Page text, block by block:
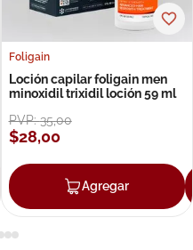
Agregar
Foligain
Loción capilar foligain men
minoxidil trixidil loción 59 ml
PVP:35,00
$28,00
Agregar